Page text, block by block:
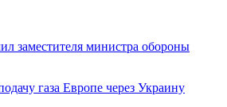
заместителя министра обороны
газа Европе через Украину